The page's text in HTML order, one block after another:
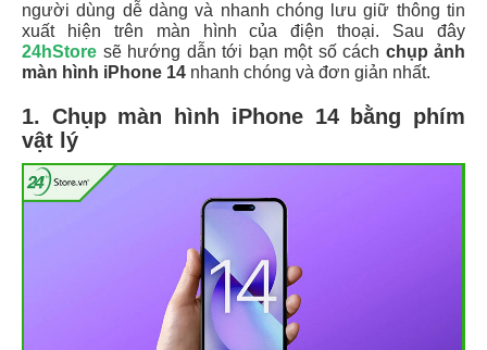
người dùng dễ dàng và nhanh chóng lưu giữ thông tin
xuất hiện trên màn hình của điện thoại. Sau đây
24hStore sẽ hướng dẫn tới bạn một số cách chụp ảnh
màn hình iPhone 14 nhanh chóng và đơn giản nhất.
1. Chụp màn hình iPhone 14 bằng phím
vật lý